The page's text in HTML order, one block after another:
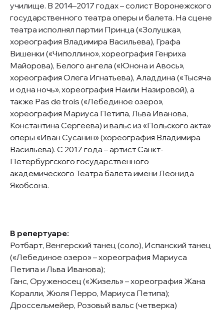
училище. В 2014–2017 годах – солист Воронежского
государственного театра оперы и балета. На сцене
театра исполнял партии Принца («Золушка»,
хореография Владимира Васильева), Графа
Вишенки («Чиполлино», хореография Генриха
Майорова), Белого ангела («Юнона и Авось»,
хореография Олега Игнатьева), Аладдина («Тысяча
и одна ночь», хореография Наили Назировой), а
также Pas de trois («Лебединое озеро»,
хореография Мариуса Петипа, Льва Иванова,
Константина Сергеева) и вальс из «Польского акта»
оперы «Иван Сусанин» (хореография Владимира
Васильева). С 2017 года – артист Санкт-
Петербургского государственного
академического Театра балета имени Леонида
Якобсона.
В репертуаре:
Ротбарт, Венгерский танец (соло), Испанский танец
(«Лебединое озеро»– хореография Мариуса
Петипа и Льва Иванова);
Ганс, Оруженосец («Жизель» – хореография Жана
Коралли, Жюля Перро, Мариуса Петипа);
Дроссельмейер, Розовый вальс (четверка)